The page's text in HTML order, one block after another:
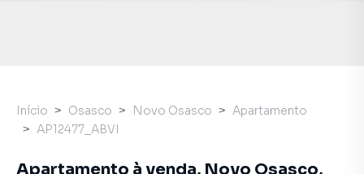
Início Osasco Novo Osasco
Apartamento
AP12477_ABVI
Apartamento à venda, Novo Osasco,